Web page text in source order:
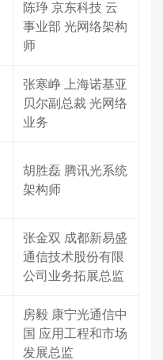
陈琤 京东科技 云
事业部 光网络架构
师
张寒峥 上海诺基亚
贝尔副总裁 光网络
业务
胡胜磊 腾讯光系统
架构师
张金双 成都新易盛
通信技术股份有限
公司业务拓展总监
房毅 康宁光通信中
国 应用工程和市场
发展总监